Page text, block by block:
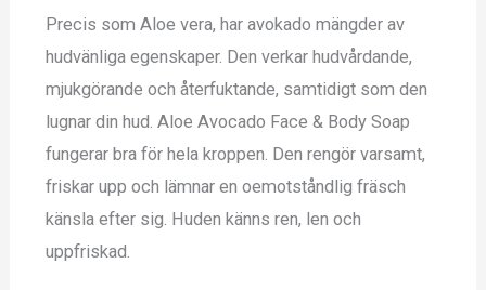
Precis som Aloe vera, har avokado mängder av
hudvänliga egenskaper. Den verkar hudvårdande,
mjukgörande och återfuktande, samtidigt som den
lugnar din hud. Aloe Avocado Face & Body Soap
fungerar bra för hela kroppen. Den rengör varsamt,
friskar upp och lämnar en oemotståndlig fräsch
känsla efter sig. Huden känns ren, len och
uppfriskad.